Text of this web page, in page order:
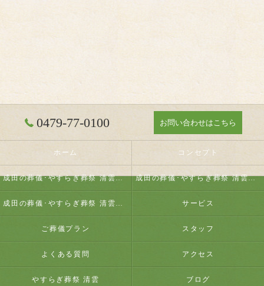
0479-77-0100 お問い合わせはこちら
ホーム コンセプト
成田の葬儀･やすらぎ葬祭 清雲の口コミ情報 成田の葬儀･やすらぎ葬祭 清雲の評判
成田の葬儀･やすらぎ葬祭 清雲のお客様の声 サービス
ご葬儀プラン スタッフ
よくある質問 アクセス
やすらぎ葬祭 清雲 ブログ